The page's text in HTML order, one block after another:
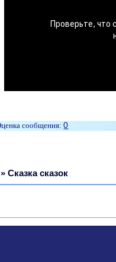
0
»Сказка сказок